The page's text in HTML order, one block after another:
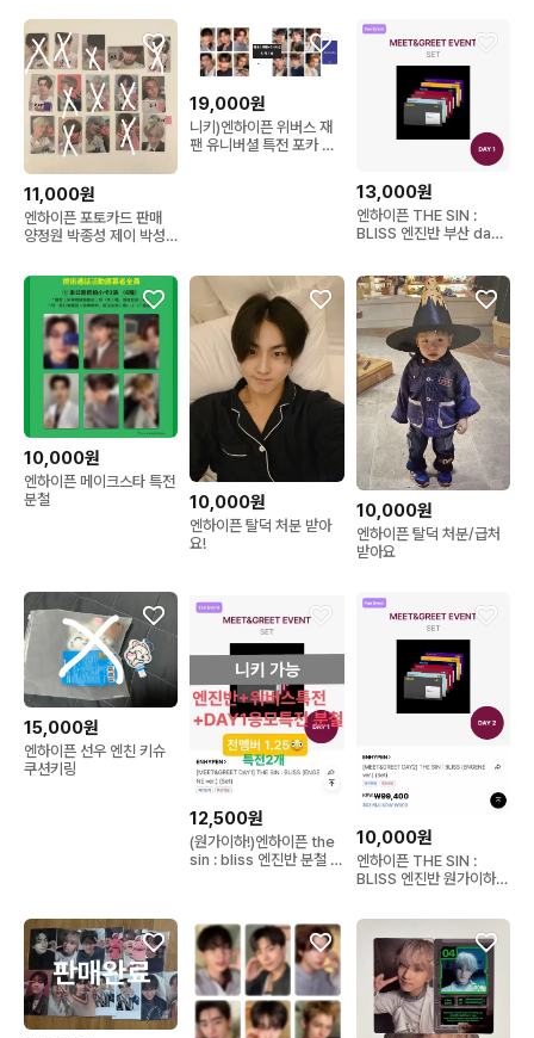
11,000원
엔하이픈 포토카드 판매
양정원 박종성 제이 박성
카
19,000원
니키)엔하이픈 위버스 재
팬 유니버셜 특전 포카 분
13,000원
엔하이픈 THE SIN :
BLISS 엔진반 부산 day1
10,000원
엔하이픈 메이크스타 특전
분철
10,000원
엔하이픈 탈덕 처분 받아
요!
10,000원
엔하이픈 탈덕 처분/급처
받아요
15,000원
엔하이픈 선우 엔친 키슈
쿠션키링
12,500원
(원가이하!)엔하이픈 the
sin : bliss 엔진반 분철 미
10,000원
엔하이픈 THE SIN :
BLISS 엔진반 원가이하